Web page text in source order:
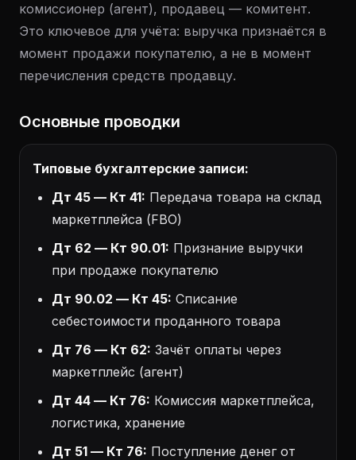
комиссионер (агент), продавец — комитент.
Это ключевое для учёта: выручка признаётся в
момент продажи покупателю, а не в момент
перечисления средств продавцу.
Основные проводки
Типовые бухгалтерские записи:
Дт 45 — Кт 41: Передача товара на склад
маркетплейса (FBO)
Дт 62 — Кт 90.01: Признание выручки
при продаже покупателю
Дт 90.02 — Кт 45: Списание
себестоимости проданного товара
Дт 76 — Кт 62: Зачёт оплаты через
маркетплейс (агент)
Дт 44 — Кт 76: Комиссия маркетплейса,
логистика, хранение
Дт 51 — Кт 76: Поступление денег от